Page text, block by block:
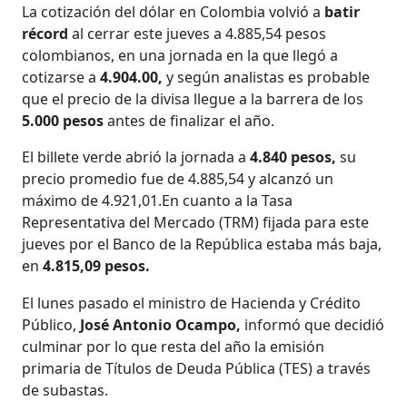
La cotización del dólar en Colombia volvió a batir
récord al cerrar este jueves a 4.885,54 pesos
colombianos, en una jornada en la que llegó a
cotizarse a 4.904.00, y según analistas es probable
que el precio de la divisa llegue a la barrera de los
5.000 pesosantes de finalizar el año.
El billete verde abrió la jornada a4.840 pesos,su
precio promedio fue de 4.885,54 y alcanzó un
máximo de 4.921,01.En cuanto a la Tasa
Representativa del Mercado (TRM) fijada para este
jueves por el Banco de la República estaba más baja,
en 4.815,09 pesos.
El lunes pasado el ministro de Hacienda y Crédito
Público, José Antonio Ocampo, informó que decidió
culminar por lo que resta del año la emisión
primaria de Títulos de Deuda Pública (TES) a través
de subastas.